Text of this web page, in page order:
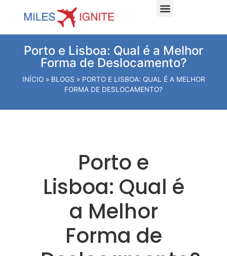
Porto e Lisboa: Qual é a Melhor
Forma de Deslocamento?
INÍCIO» BLOGS » PORTO E LISBOA: QUAL É A MELHOR
FORMA DE DESLOCAMENTO?
Porto e
Lisboa: Qual é
a Melhor
Forma de